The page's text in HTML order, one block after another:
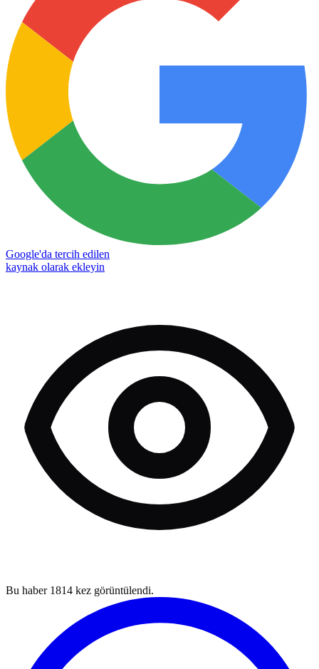
Google'da tercih edilen
kaynak olarak ekleyin
Bu haber 1814 kez görüntülendi.